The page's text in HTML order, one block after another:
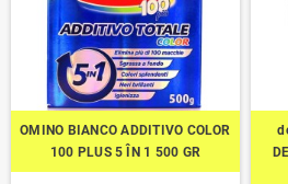
OMINO BIANCO ADDITIVO COLOR
100 PLUS 5 ÎN 1 500 GR